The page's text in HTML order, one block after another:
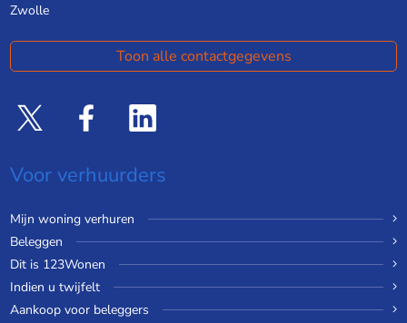
Zwolle
Toon alle contactgegevens
Voor verhuurders
Mijn woning verhuren
Beleggen
Dit is 123Wonen
Indien u twijfelt
Aankoop voor beleggers